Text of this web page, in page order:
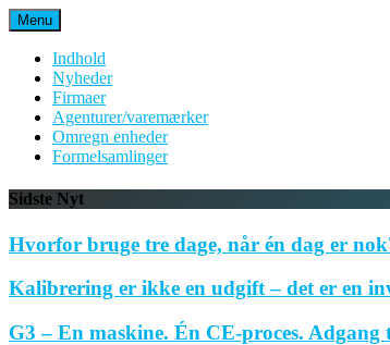
Spring
til
indhold
Menu
Indhold
Nyheder
Firmaer
Agenturer/varemærker
Omregn enheder
Formelsamlinger
Sidste Nyt
Hvorfor bruge tre dage, når én dag er
Kalibrering er ikke en udgift – det er en
G3 – En maskine. Én CE-proces.